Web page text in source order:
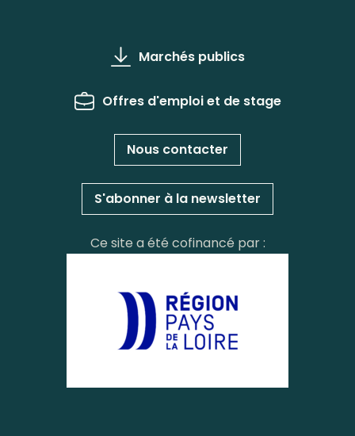
Marchés publics
Offres d'emploi et de stage
Nous contacter
S'abonner à la newsletter
Ce site a été cofinancé par :